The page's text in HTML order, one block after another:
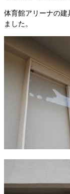
体育館アリーナの建
ました。